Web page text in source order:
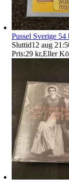
Pussel Sverige
Sluttid12 aug
Pris:29 kr,Eller